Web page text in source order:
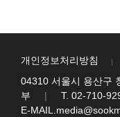
개인정보처리방침
04310 서울시 용산구
부
| T. 02-710-
E-